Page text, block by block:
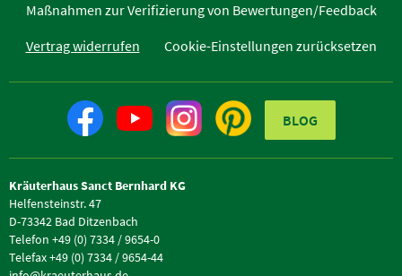
Maßnahmen zur Verifizierung von Bewertungen/Feedback
Vertrag widerrufen
Cookie-Einstellungen zurücksetzen
BLOG
Kräuterhaus Sanct Bernhard KG
Helfensteinstr. 47
D-73342 Bad Ditzenbach
Telefon +49 (0) 7334 / 9654-0
Telefax +49 (0) 7334 / 9654-44